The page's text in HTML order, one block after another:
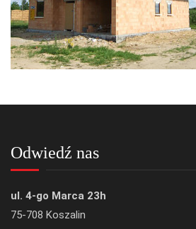
Odwiedź nas
ul. 4-go Marca 23h
75-708 Koszalin